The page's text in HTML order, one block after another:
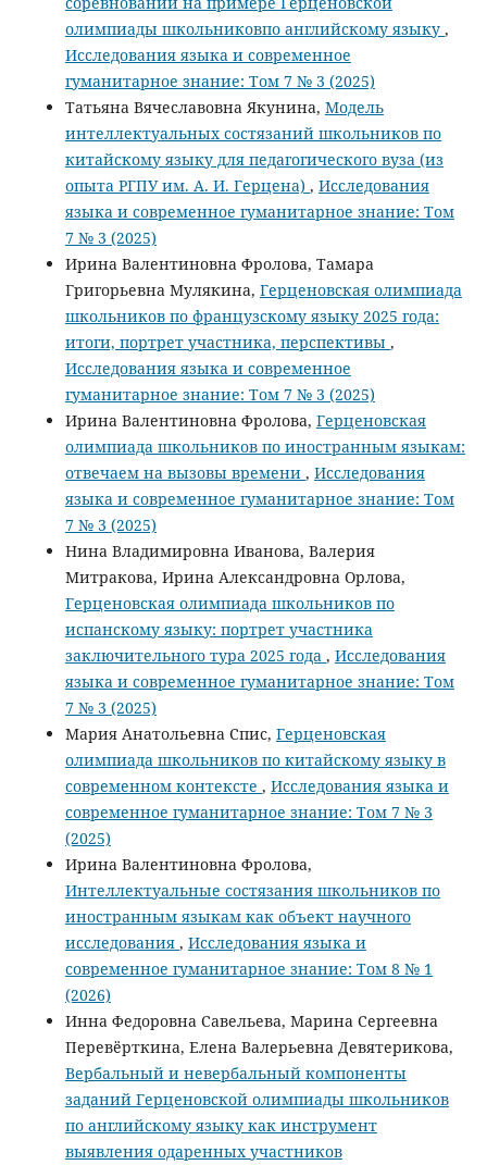
олимпиады школьниковпо английскому языку ,
Исследования языка и современное
гуманитарное знание: Том 7 № 3 (2025)
Татьяна Вячеславовна Якунина, Модель
интеллектуальных состязаний школьников по
китайскому языку для педагогического вуза (из
опыта РГПУ им. А. И. Герцена) , Исследования
языка и современное гуманитарное знание: Том
7 № 3 (2025)
Ирина Валентиновна Фролова, Тамара
Григорьевна Мулякина, Герценовская олимпиада
школьников по французскому языку 2025 года:
итоги, портрет участника, перспективы ,
Исследования языка и современное
гуманитарное знание: Том 7 № 3 (2025)
Ирина Валентиновна Фролова, Герценовская
олимпиада школьников по иностранным языкам:
отвечаем на вызовы времени , Исследования
языка и современное гуманитарное знание: Том
7 № 3 (2025)
Нина Владимировна Иванова, Валерия
Митракова, Ирина Александровна Орлова,
Герценовская олимпиада школьников по
испанскому языку: портрет участника
заключительного тура 2025 года , Исследования
языка и современное гуманитарное знание: Том
7 № 3 (2025)
Мария Анатольевна Спис, Герценовская
олимпиада школьников по китайскому языку в
современном контексте , Исследования языка и
современное гуманитарное знание: Том 7 № 3
(2025)
Ирина Валентиновна Фролова,
Интеллектуальные состязания школьников по
иностранным языкам как объект научного
исследования , Исследования языка и
современное гуманитарное знание: Том 8 № 1
(2026)
Инна Федоровна Савельева, Марина Сергеевна
Перевёрткина, Елена Валерьевна Девятерикова,
Вербальный и невербальный компоненты
заданий Герценовской олимпиады школьников
по английскому языку как инструмент
выявления одаренных участников